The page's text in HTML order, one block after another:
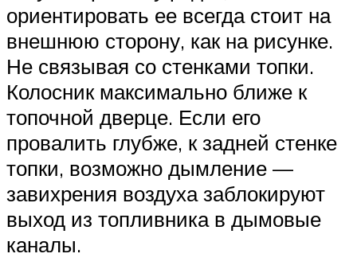
ориентировать ее всегда стоит на
внешнюю сторону, как на рисунке.
Не связывая со стенками топки.
Колосник максимально ближе к
топочной дверце. Если его
провалить глубже, к задней стенке
топки, возможно дымление —
завихрения воздуха заблокируют
выход из топливника в дымовые
каналы.